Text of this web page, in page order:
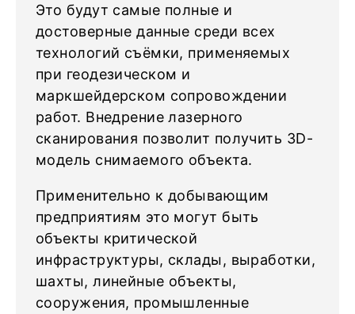
Это будут самые полные и
достоверные данные среди всех
технологий съёмки, применяемых
при геодезическом и
маркшейдерском сопровождении
работ. Внедрение лазерного
сканирования позволит получить 3D-
модель снимаемого объекта.
Применительно к добывающим
предприятиям это могут быть
объекты критической
инфраструктуры, склады, выработки,
шахты, линейные объекты,
сооружения, промышленные